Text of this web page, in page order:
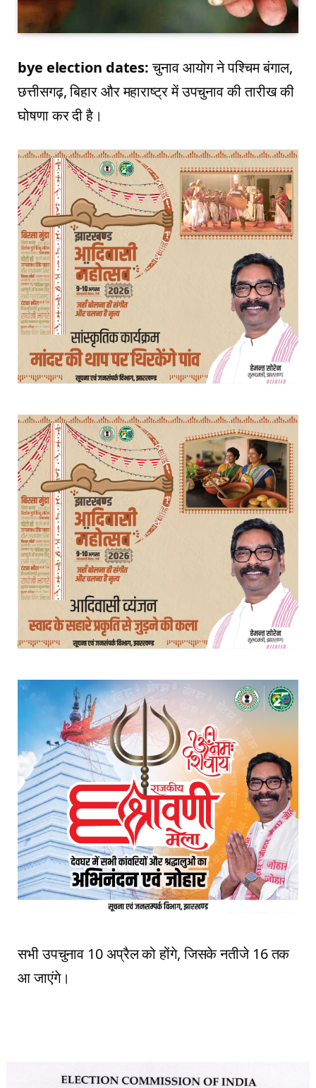
bye election dates:चुनाव आयोग ने पश्चिम बंगाल,
छत्तीसगढ़, बिहार और महाराष्ट्र में उपचुनाव की तारीख की
घोषणा कर दी है।
सभी उपचुनाव 10 अप्रैल को होंगे, जिसके नतीजे 16 तक
आ जाएंगे।